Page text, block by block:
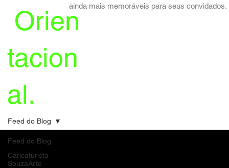
Orien
tacion
al.
ainda mais memoráveis para seus convidados.
Feed do Blog
Caricaturista
SouzaArte
Feed do Blog